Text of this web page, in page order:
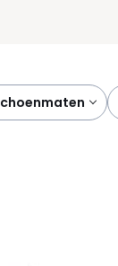
schoenmaten